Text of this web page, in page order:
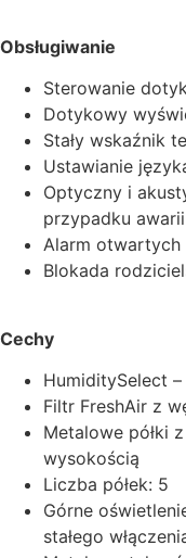
Obsługiwanie
Sterowanie
Dotykowy
Stały wskaźnik
Ustawianie
Optyczny i
przypadku awarii
Alarm otwartych
Blokada
Cechy
HumiditySelect
Filtr FreshAir z
Metalowe półki
wysokością
Liczba półek: 5
Górne
stałego